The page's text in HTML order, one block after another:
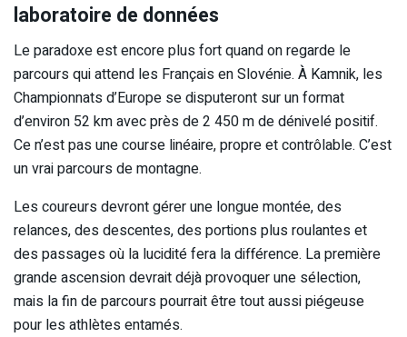
laboratoire de données
Le paradoxe est encore plus fort quand on regarde le
parcours qui attend les Français en Slovénie. À Kamnik, les
Championnats d’Europe se disputeront sur un format
d’environ 52 km avec près de 2 450 m de dénivelé positif.
Ce n’est pas une course linéaire, propre et contrôlable. C’est
un vrai parcours de montagne.
Les coureurs devront gérer une longue montée, des
relances, des descentes, des portions plus roulantes et
des passages où la lucidité fera la différence. La première
grande ascension devrait déjà provoquer une sélection,
mais la fin de parcours pourrait être tout aussi piégeuse
pour les athlètes entamés.